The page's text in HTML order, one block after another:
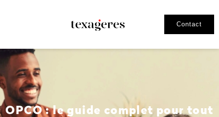
Contact
OPCO : le guide complet pour tout